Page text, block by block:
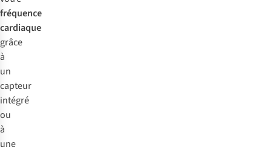
fréquence
cardiaque
grâce
à
un
capteur
intégré
ou
à
une
appareil
plus
cher
de
fonctions.
qui
mesure
cardiaque.
Tous
les